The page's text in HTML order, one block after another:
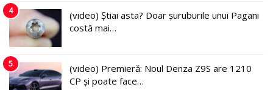
4
(video) Știai asta? Doar șuruburile unui Pagani
costă mai…
5
(video) Premieră: Noul Denza Z9S are 1210
CP și poate face…